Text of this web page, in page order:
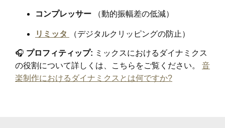
コンプレッサー （動的振幅差の低減）
リミッタ （デジタルクリッピングの防止）
🎧 プロフィティップ: ミックスにおけるダイナミクス
の役割について詳しくは、こちらをご覧ください。 音
楽制作におけるダイナミクスとは何ですか?